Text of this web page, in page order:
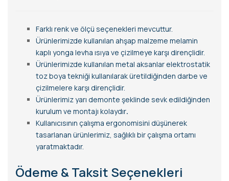
Farklı renk ve ölçü seçenekleri mevcuttur.
Ürünlerimizde kullanılan ahşap malzeme melamin
kaplı yonga levha ısıya ve çizilmeye karşı dirençlidir.
Ürünlerimizde kullanılan metal aksanlar elektrostatik
toz boya tekniği kullanılarak üretildiğinden darbe ve
çizilmelere karşı dirençlidir.
Ürünlerimiz yarı demonte şeklinde sevk edildiğinden
kurulum ve montajı kolaydır.
Kullanıcısının çalışma ergonomisini düşünerek
tasarlanan ürünlerimiz, sağlıklı bir çalışma ortamı
yaratmaktadır.
Ödeme & Taksit Seçenekleri